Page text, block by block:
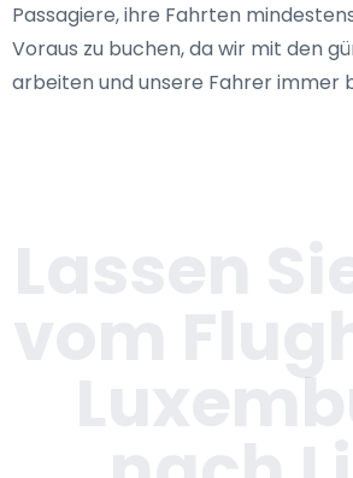
Passagiere, ihre Fahrten
Voraus zu buchen, da wir mit den
arbeiten und unsere Fahrer immer